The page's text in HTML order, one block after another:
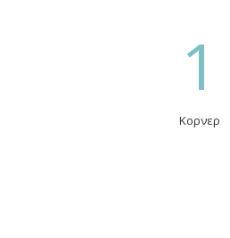
1
Κορνερ